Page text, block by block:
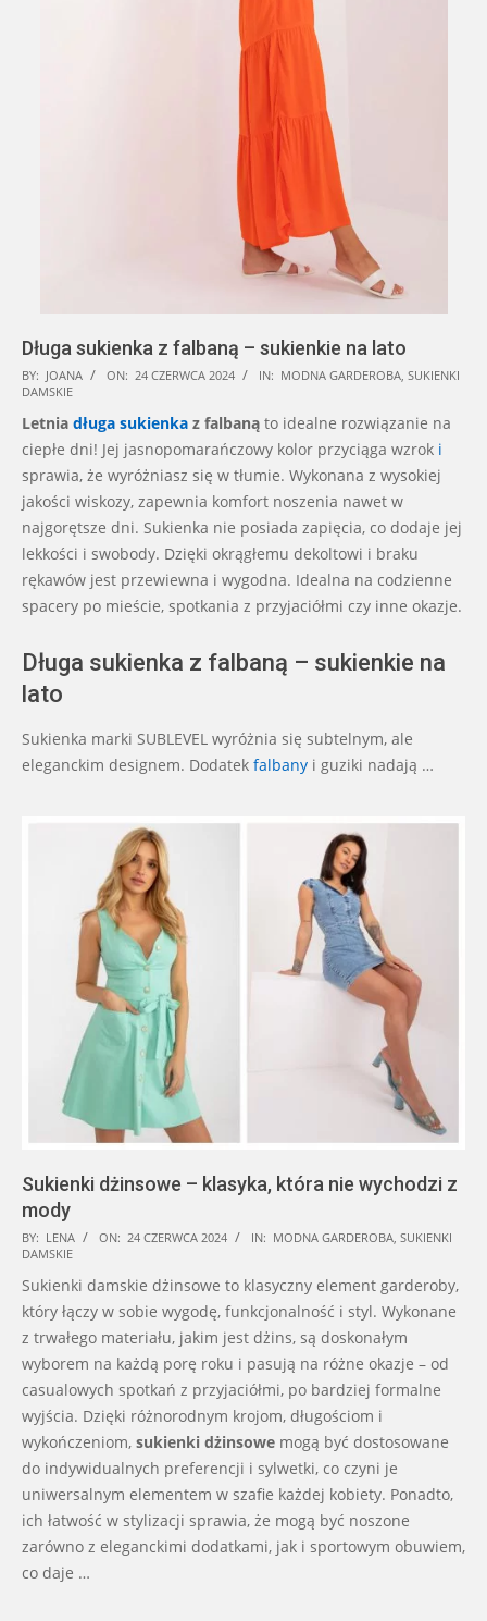
Długa sukienka z falbaną – sukienkie na lato
2024-
06-
24
BY: JOANA ON: 24 CZERWCA 2024 IN: MODNA GARDEROBA, SUKIENKI
DAMSKIE
Letnia długa sukienka z falbaną to idealne rozwiązanie na
ciepłe dni! Jej jasnopomarańczowy kolor przyciąga wzrok i
sprawia, że wyróżniasz się w tłumie. Wykonana z wysokiej
jakości wiskozy, zapewnia komfort noszenia nawet w
najgorętsze dni. Sukienka nie posiada zapięcia, co dodaje jej
lekkości i swobody. Dzięki okrągłemu dekoltowi i braku
rękawów jest przewiewna i wygodna. Idealna na codzienne
spacery po mieście, spotkania z przyjaciółmi czy inne okazje.
Długa sukienka z falbaną – sukienkie na
lato
Sukienka marki SUBLEVEL wyróżnia się subtelnym, ale
eleganckim designem. Dodatek falbany i guziki nadają …
Sukienki dżinsowe – klasyka, która nie wychodzi z
mody
2024-
06-
24
BY: LENA ON: 24 CZERWCA 2024 IN: MODNA GARDEROBA, SUKIENKI
DAMSKIE
Sukienki damskie dżinsowe to klasyczny element garderoby,
który łączy w sobie wygodę, funkcjonalność i styl. Wykonane
z trwałego materiału, jakim jest dżins, są doskonałym
wyborem na każdą porę roku i pasują na różne okazje – od
casualowych spotkań z przyjaciółmi, po bardziej formalne
wyjścia. Dzięki różnorodnym krojom, długościom i
wykończeniom, sukienki dżinsowe mogą być dostosowane
do indywidualnych preferencji i sylwetki, co czyni je
uniwersalnym elementem w szafie każdej kobiety. Ponadto,
ich łatwość w stylizacji sprawia, że mogą być noszone
zarówno z eleganckimi dodatkami, jak i sportowym obuwiem,
co daje …